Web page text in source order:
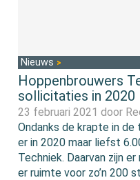
Nieuws
Hoppenbrouwers
sollicitaties in 2020
23 februari 2021 door
Ondanks de krapte in
er in 2020 maar liefst
Techniek. Daarvan zijn
er ruimte voor zo’n 200